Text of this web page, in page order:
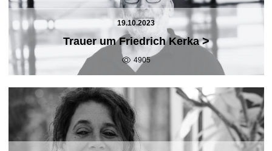
19.10.2023
Trauer um Friedrich Kerka>
4905